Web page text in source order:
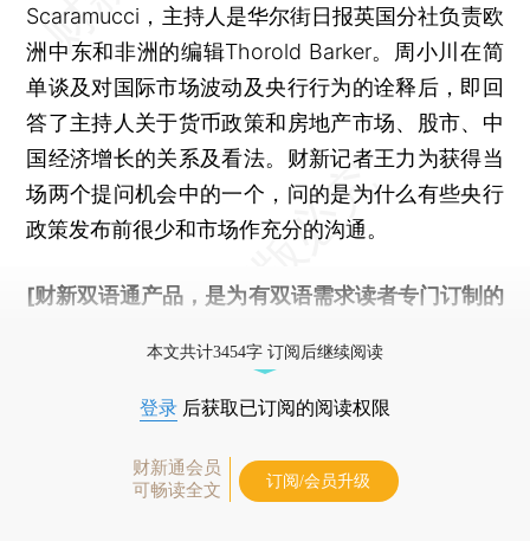
Scaramucci，主持人是华尔街日报英国分社负责欧
洲中东和非洲的编辑Thorold Barker。周小川在简
单谈及对国际市场波动及央行行为的诠释后，即回
答了主持人关于货币政策和房地产市场、股市、中
国经济增长的关系及看法。财新记者王力为获得当
场两个提问机会中的一个，问的是为什么有些央行
政策发布前很少和市场作充分的沟通。
[财新双语通产品，是为有双语需求读者专门订制的
本文共计3454字 订阅后继续阅读
登录 后获取已订阅的阅读权限
财新通会员
可畅读全文
订阅/会员升级